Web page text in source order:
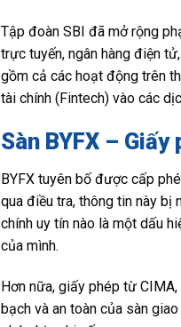
Tập đoàn SBI đã mở rộng
trực tuyến, ngân hàng điện
gồm cả các hoạt động trên
tài chính (Fintech) vào các
Sàn BYFX –
BYFX tuyên bố được cấp
qua điều tra, thông tin này bị
chính uy tín nào là một dấu
của mình.
Hơn nữa, giấy phép từ
bạch và an toàn của sàn